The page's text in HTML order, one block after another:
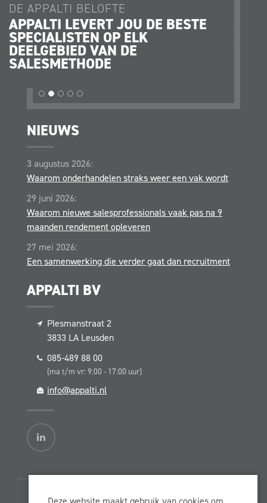
DE APPALTI BELOFTE
APPALTI LEVERT JOU DE BESTE
SPECIALISTEN OP ELK
DEELGEBIED VAN DE
SALESMETHODE
NIEUWS
3 augustus 2026:
Waarom onderhandelen straks weer een vak wordt
29 juni 2026:
Waarom nieuwe salesprofessionals vaak pas na 9
maanden rendement opleveren
27 mei 2026:
Een samenwerking die verder gaat dan recruitment
APPALTI BV
Plesmanstraat 2
3833 LA Leusden
085-489 88 00
(ma t/m vr: 9:00 - 17:00 uur)
info@appalti.nl